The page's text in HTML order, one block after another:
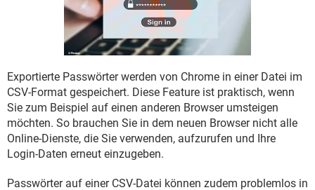
Exportierte Passwörter werden von Chrome in einer Datei im
CSV-Format gespeichert. Diese Feature ist praktisch, wenn
Sie zum Beispiel auf einen anderen Browser umsteigen
möchten. So brauchen Sie in dem neuen Browser nicht alle
Online-Dienste, die Sie verwenden, aufzurufen und Ihre
Login-Daten erneut einzugeben.
Passwörter auf einer CSV-Datei können zudem problemlos in